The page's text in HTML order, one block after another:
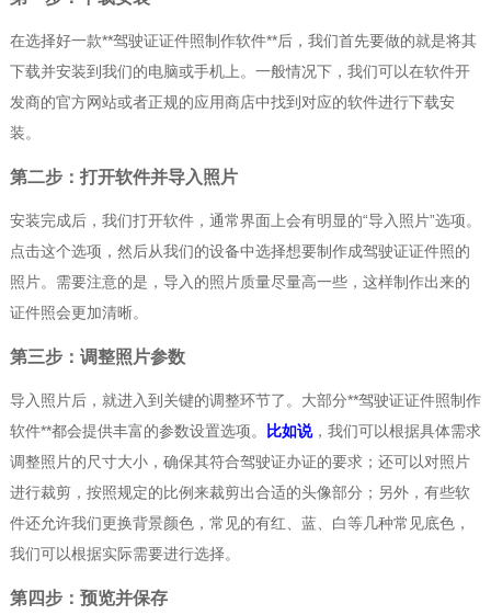
在选择好一款**驾驶证证件照制作软件**后，我们首先要做的就是将其
下载并安装到我们的电脑或手机上。一般情况下，我们可以在软件开
发商的官方网站或者正规的应用商店中找到对应的软件进行下载安
装。
第二步：打开软件并导入照片
安装完成后，我们打开软件，通常界面上会有明显的“导入照片”选项。
点击这个选项，然后从我们的设备中选择想要制作成驾驶证证件照的
照片。需要注意的是，导入的照片质量尽量高一些，这样制作出来的
证件照会更加清晰。
第三步：调整照片参数
导入照片后，就进入到关键的调整环节了。大部分**驾驶证证件照制作
软件**都会提供丰富的参数设置选项。
比如说，我们可以根据具体需求
调整照片的尺寸大小，确保其符合驾驶证办证的要求；还可以对照片
进行裁剪，按照规定的比例来裁剪出合适的头像部分；另外，有些软
件还允许我们更换背景颜色，常见的有红、蓝、白等几种常见底色，
我们可以根据实际需要进行选择。
第四步：预览并保存